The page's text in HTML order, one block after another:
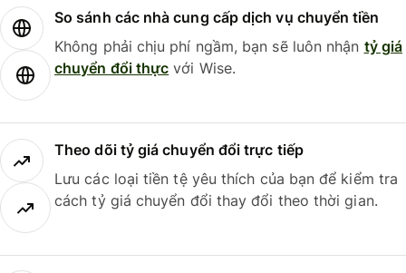
So sánh các nhà cung cấp dịch vụ chuyển tiền
Không phải chịu phí ngầm, bạn sẽ luôn nhận tỷ giá
chuyển đổi thực với Wise.
Theo dõi tỷ giá chuyển đổi trực tiếp
Lưu các loại tiền tệ yêu thích của bạn để kiểm tra
cách tỷ giá chuyển đổi thay đổi theo thời gian.